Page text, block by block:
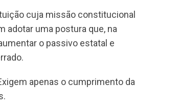
cuja missão constitucional
adotar uma postura que, na
o passivo estatal e
apenas o cumprimento da